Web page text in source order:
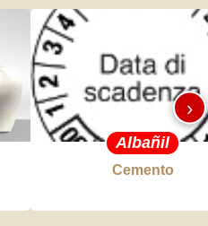
Albañil
Cemento
›